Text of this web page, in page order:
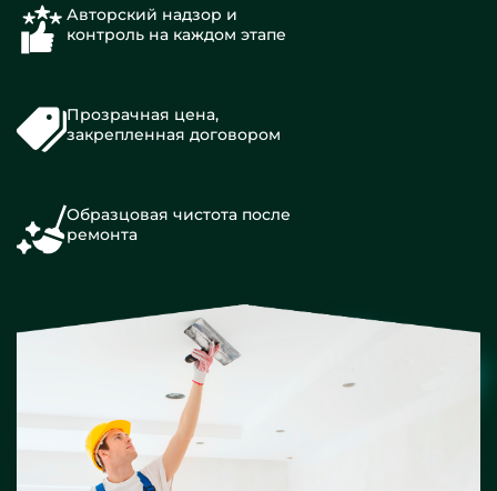
Авторский надзор и
контроль на каждом этапе
Прозрачная цена,
закрепленная договором
Образцовая чистота после
ремонта